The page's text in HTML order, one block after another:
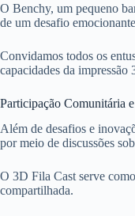
O Benchy, um pequeno
de um desafio
Convidamos todos os
capacidades da
Participação Comunitária
Além de desafios e
por meio de discussões
O 3D Fila Cast serve
compartilhada.